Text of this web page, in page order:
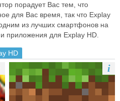
порадует Вас тем, что
для Вас время, так что Explay
из лучших смартфонов на
приложения для Explay HD.
HD
i